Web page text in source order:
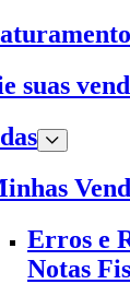
suas
Erros e
Notas